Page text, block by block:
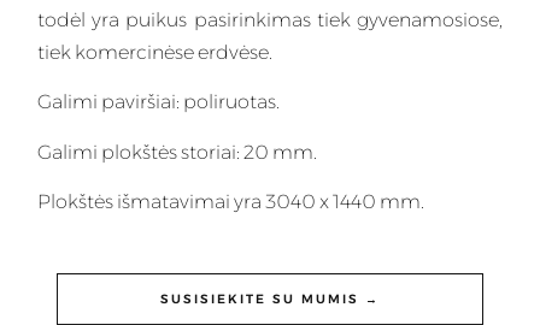
todėl yra puikus pasirinkimas tiek gyvenamosiose,
tiek komercinėse erdvėse.
Galimi paviršiai: poliruotas.
Galimi plokštės storiai: 20 mm.
Plokštės išmatavimai yra 3040 x 1440 mm.
SUSISIEKITE SU MUMIS →